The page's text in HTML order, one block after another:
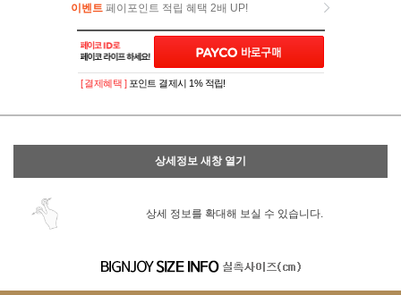
이벤트 페이포인트 적립 혜택 2배 UP!
이벤트페이포인트 적립 혜택 2배 UP!
[ 결제혜택 ] 포인트 결제시 1% 적립!
상세정보 새창 열기
상세 정보를 확대해 보실 수 있습니다.